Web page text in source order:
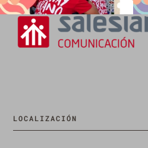
LOCALIZACIÓN